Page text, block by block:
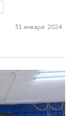
31 января 2024